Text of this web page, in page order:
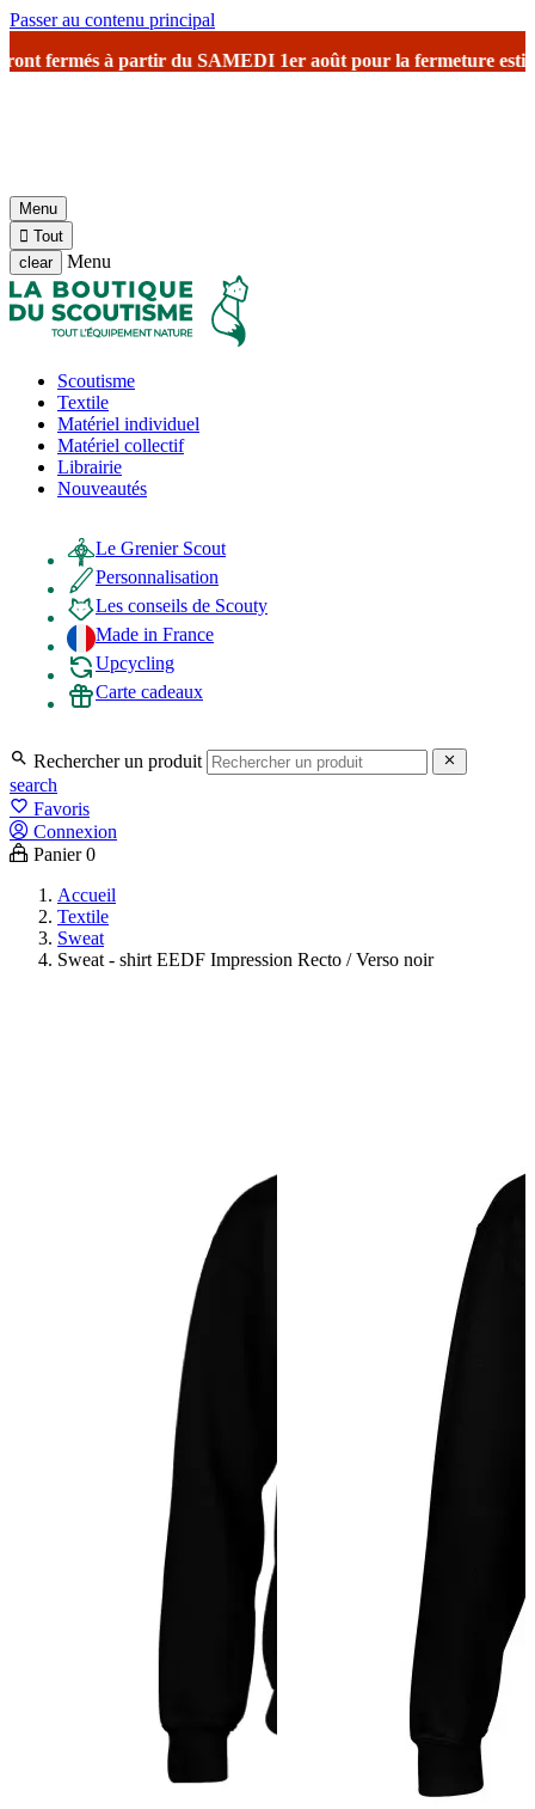
Passer au contenu principal
à partir du SAMEDI 1er aoûtpour la fermeture estivale
Menu
 Tout
clear
Menu
Scoutisme
Textile
Matériel individuel
Matériel collectif
Librairie
Nouveautés
Le Grenier Scout
Personnalisation
Les conseils de Scouty
Made in France
Upcycling
Carte cadeaux
 Rechercher un produit 
search
favorite_border Favoris
Connexion
Panier 0
Accueil
Textile
Sweat
Sweat - shirt EEDF Impression Recto / Verso noir